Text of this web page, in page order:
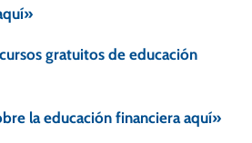
gratuitos de educación
la educación financiera aquí»